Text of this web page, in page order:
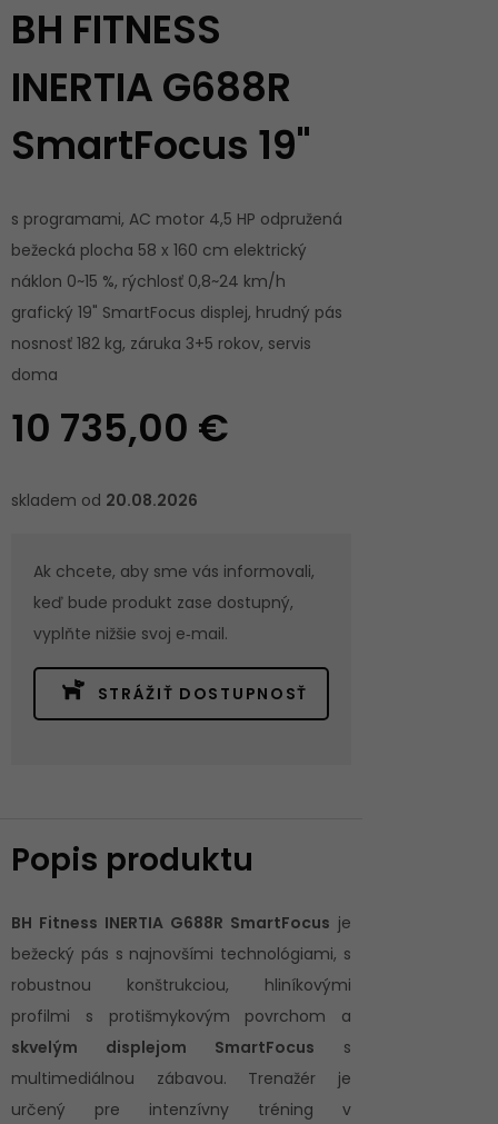
BH FITNESS
INERTIA G688R
SmartFocus 19"
s programami, AC motor 4,5 HP odpružená
bežecká plocha 58 x 160 cm elektrický
náklon 0~15 %, rýchlosť 0,8~24 km/h
grafický 19" SmartFocus displej, hrudný pás
nosnosť 182 kg, záruka 3+5 rokov, servis
doma
10 735,00 €
skladem od 20.08.2026
Ak chcete, aby sme vás informovali,
keď bude produkt zase dostupný,
vyplňte nižšie svoj e‑mail.
STRÁŽIŤ DOSTUPNOSŤ
Popis produktu
BH Fitness INERTIA G688R SmartFocus je
bežecký pás s najnovšími technológiami, s
robustnou konštrukciou, hliníkovými
profilmi s protišmykovým povrchom a
skvelým displejom SmartFocus s
multimediálnou zábavou. Trenažér je
určený pre intenzívny tréning v